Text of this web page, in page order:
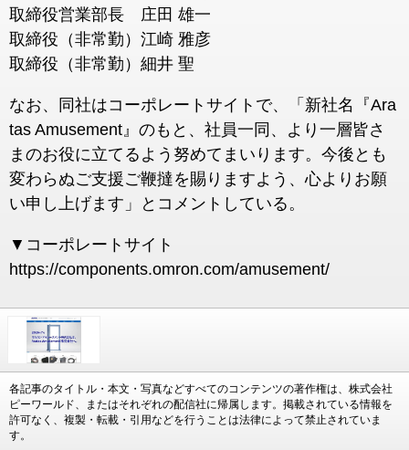
取締役営業部長 庄田 雄一
取締役（非常勤）江崎 雅彦
取締役（非常勤）細井 聖
なお、同社はコーポレートサイトで、「新社名『Ara
tas Amusement』のもと、社員一同、より一層皆さ
まのお役に立てるよう努めてまいります。今後とも
変わらぬご支援ご鞭撻を賜りますよう、心よりお願
い申し上げます」とコメントしている。
▼コーポレートサイト
https://components.omron.com/amusement/
各記事のタイトル・本文・写真などすべてのコンテンツの著作権は、株式会社
ピーワールド、またはそれぞれの配信社に帰属します。掲載されている情報を
許可なく、複製・転載・引用などを行うことは法律によって禁止されていま
す。